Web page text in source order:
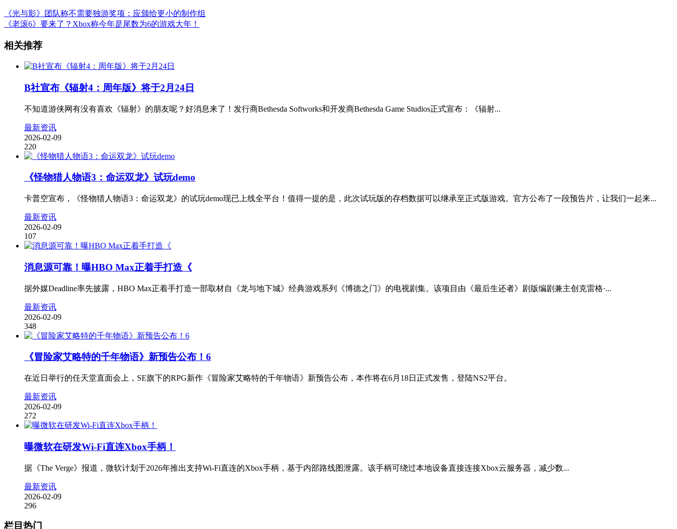
《光与影》团队称不需要独游奖项：应颁给更小的制作组
《老滚6》要来了？Xbox称今年是尾数为6的游戏大年！
相关推荐
B社宣布《辐射4：周年版》将于2月24日
不知道游侠网有没有喜欢《辐射》的朋友呢？好消息来了！发行商Bethesda Softworks和开发商Bethesda Game Studios正式宣布：《辐射...
最新资讯
2026-02-09
220
《怪物猎人物语3：命运双龙》试玩demo
卡普空宣布，《怪物猎人物语3：命运双龙》的试玩demo现已上线全平台！值得一提的是，此次试玩版的存档数据可以继承至正式版游戏。官方公布了一段预告片，让我们一起来...
最新资讯
2026-02-09
107
消息源可靠！曝HBO Max正着手打造《
据外媒Deadline率先披露，HBO Max正着手打造一部取材自《龙与地下城》经典游戏系列《博德之门》的电视剧集。该项目由《最后生还者》剧版编剧兼主创克雷格·...
最新资讯
2026-02-09
348
《冒险家艾略特的千年物语》新预告公布！6
在近日举行的任天堂直面会上，SE旗下的RPG新作《冒险家艾略特的千年物语》新预告公布，本作将在6月18日正式发售，登陆NS2平台。
最新资讯
2026-02-09
272
曝微软在研发Wi-Fi直连Xbox手柄！
据《The Verge》报道，微软计划于2026年推出支持Wi-Fi直连的Xbox手柄，基于内部路线图泄露。该手柄可绕过本地设备直接连接Xbox云服务器，减少数...
最新资讯
2026-02-09
296
栏目热门